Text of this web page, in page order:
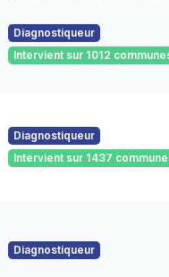
Diagnostiqueur
Intervient sur 1012
Diagnostiqueur
Intervient sur 1437
Diagnostiqueur